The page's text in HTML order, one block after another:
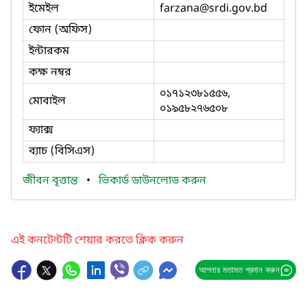
ইমেইল
farzana@srdi.gov.bd
ফোন (অফিস)
ইন্টারকম
কক্ষ নম্বর
মোবাইল
০১৭১২৩৮১৫৫৬,
০১৯৫৮২৭৬৫০৮
ফ্যাক্স
ব্যাচ (বিসিএস)
জীবন বৃত্তান্ত • ভিকার্ড ডাউনলোড করুন
এই কনটেন্টটি শেয়ার করতে ক্লিক করুন
আপনার মতামত প্রদান করুন